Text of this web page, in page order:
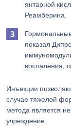
янтарной
Реамберина.
показал
воспаления,
Инъекции
случае тяжелой
метода является
учреждение.